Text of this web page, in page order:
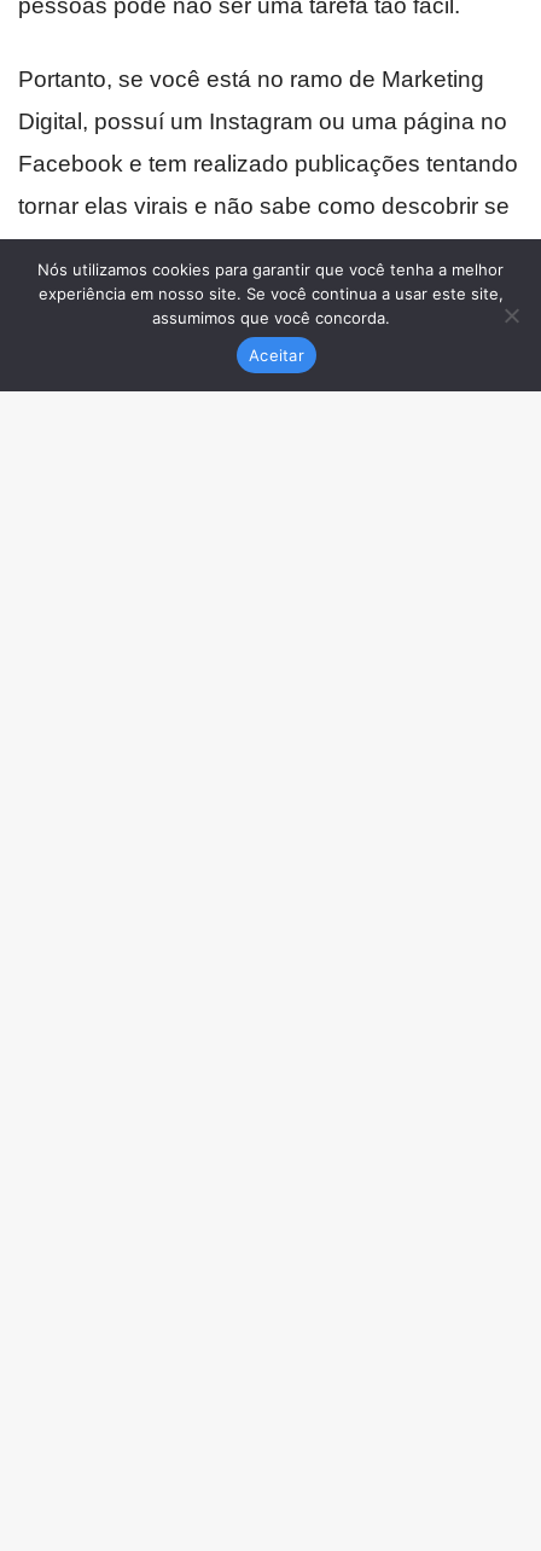
Nós utilizamos cookies para garantir que você tenha a melhor
experiência em nosso site. Se você continua a usar este site,
assumimos que você concorda.
Aceitar